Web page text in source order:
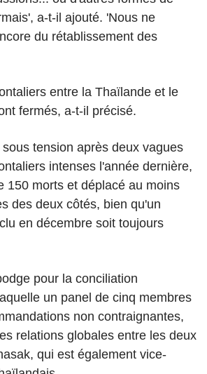
a-t-il ajouté. 'Nous ne
du rétablissement des
entre la Thaïlande et le
fermés, a-t-il précisé.
tension après deux vagues
intenses l'année dernière,
150 morts et déplacé au moins
des deux côtés, bien qu'un
en décembre soit toujours
pour la conciliation
un panel de cinq membres
non contraignantes,
relations globales entre les deux
qui est également vice-